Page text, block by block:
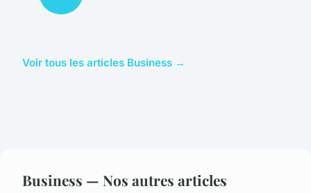
Voir tous les articles Business →
Business — Nos autres articles